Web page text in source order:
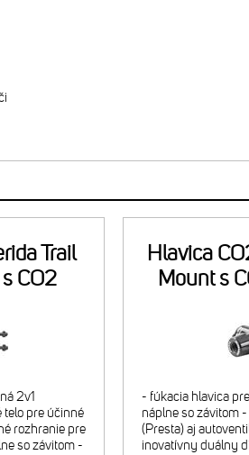
Trail
CO2
2v1
pre účinné
rozhranie pre
so závitom -
Hlavica
Mount s
- fúkacia hlavica
náplne so závitom
(Presta) aj
inovatívny duálny